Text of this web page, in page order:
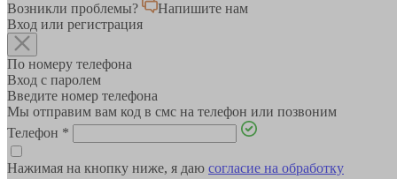
Возникли проблемы?
Напишите нам
Вход или регистрация
По номеру телефона
Вход с паролем
Введите номер телефона
Мы отправим вам код в смс на телефон или позвоним
Телефон *
Нажимая на кнопку ниже, я даю согласие на обработку